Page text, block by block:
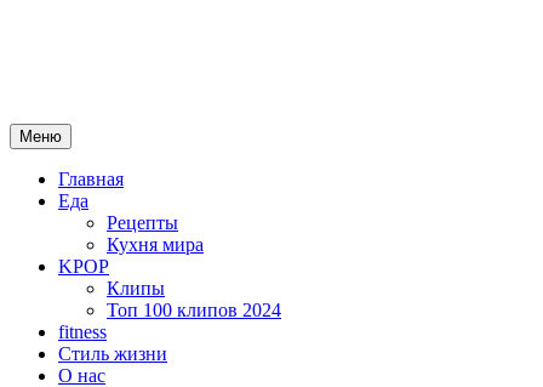
Меню
Главная
Еда
Рецепты
Кухня мира
KPOP
Клипы
Топ 100 клипов 2024
fitness
Стиль жизни
О нас